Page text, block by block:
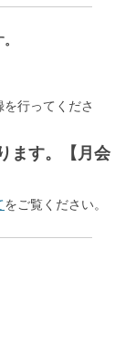
行ってくださ
ます。【月会
をご覧ください。